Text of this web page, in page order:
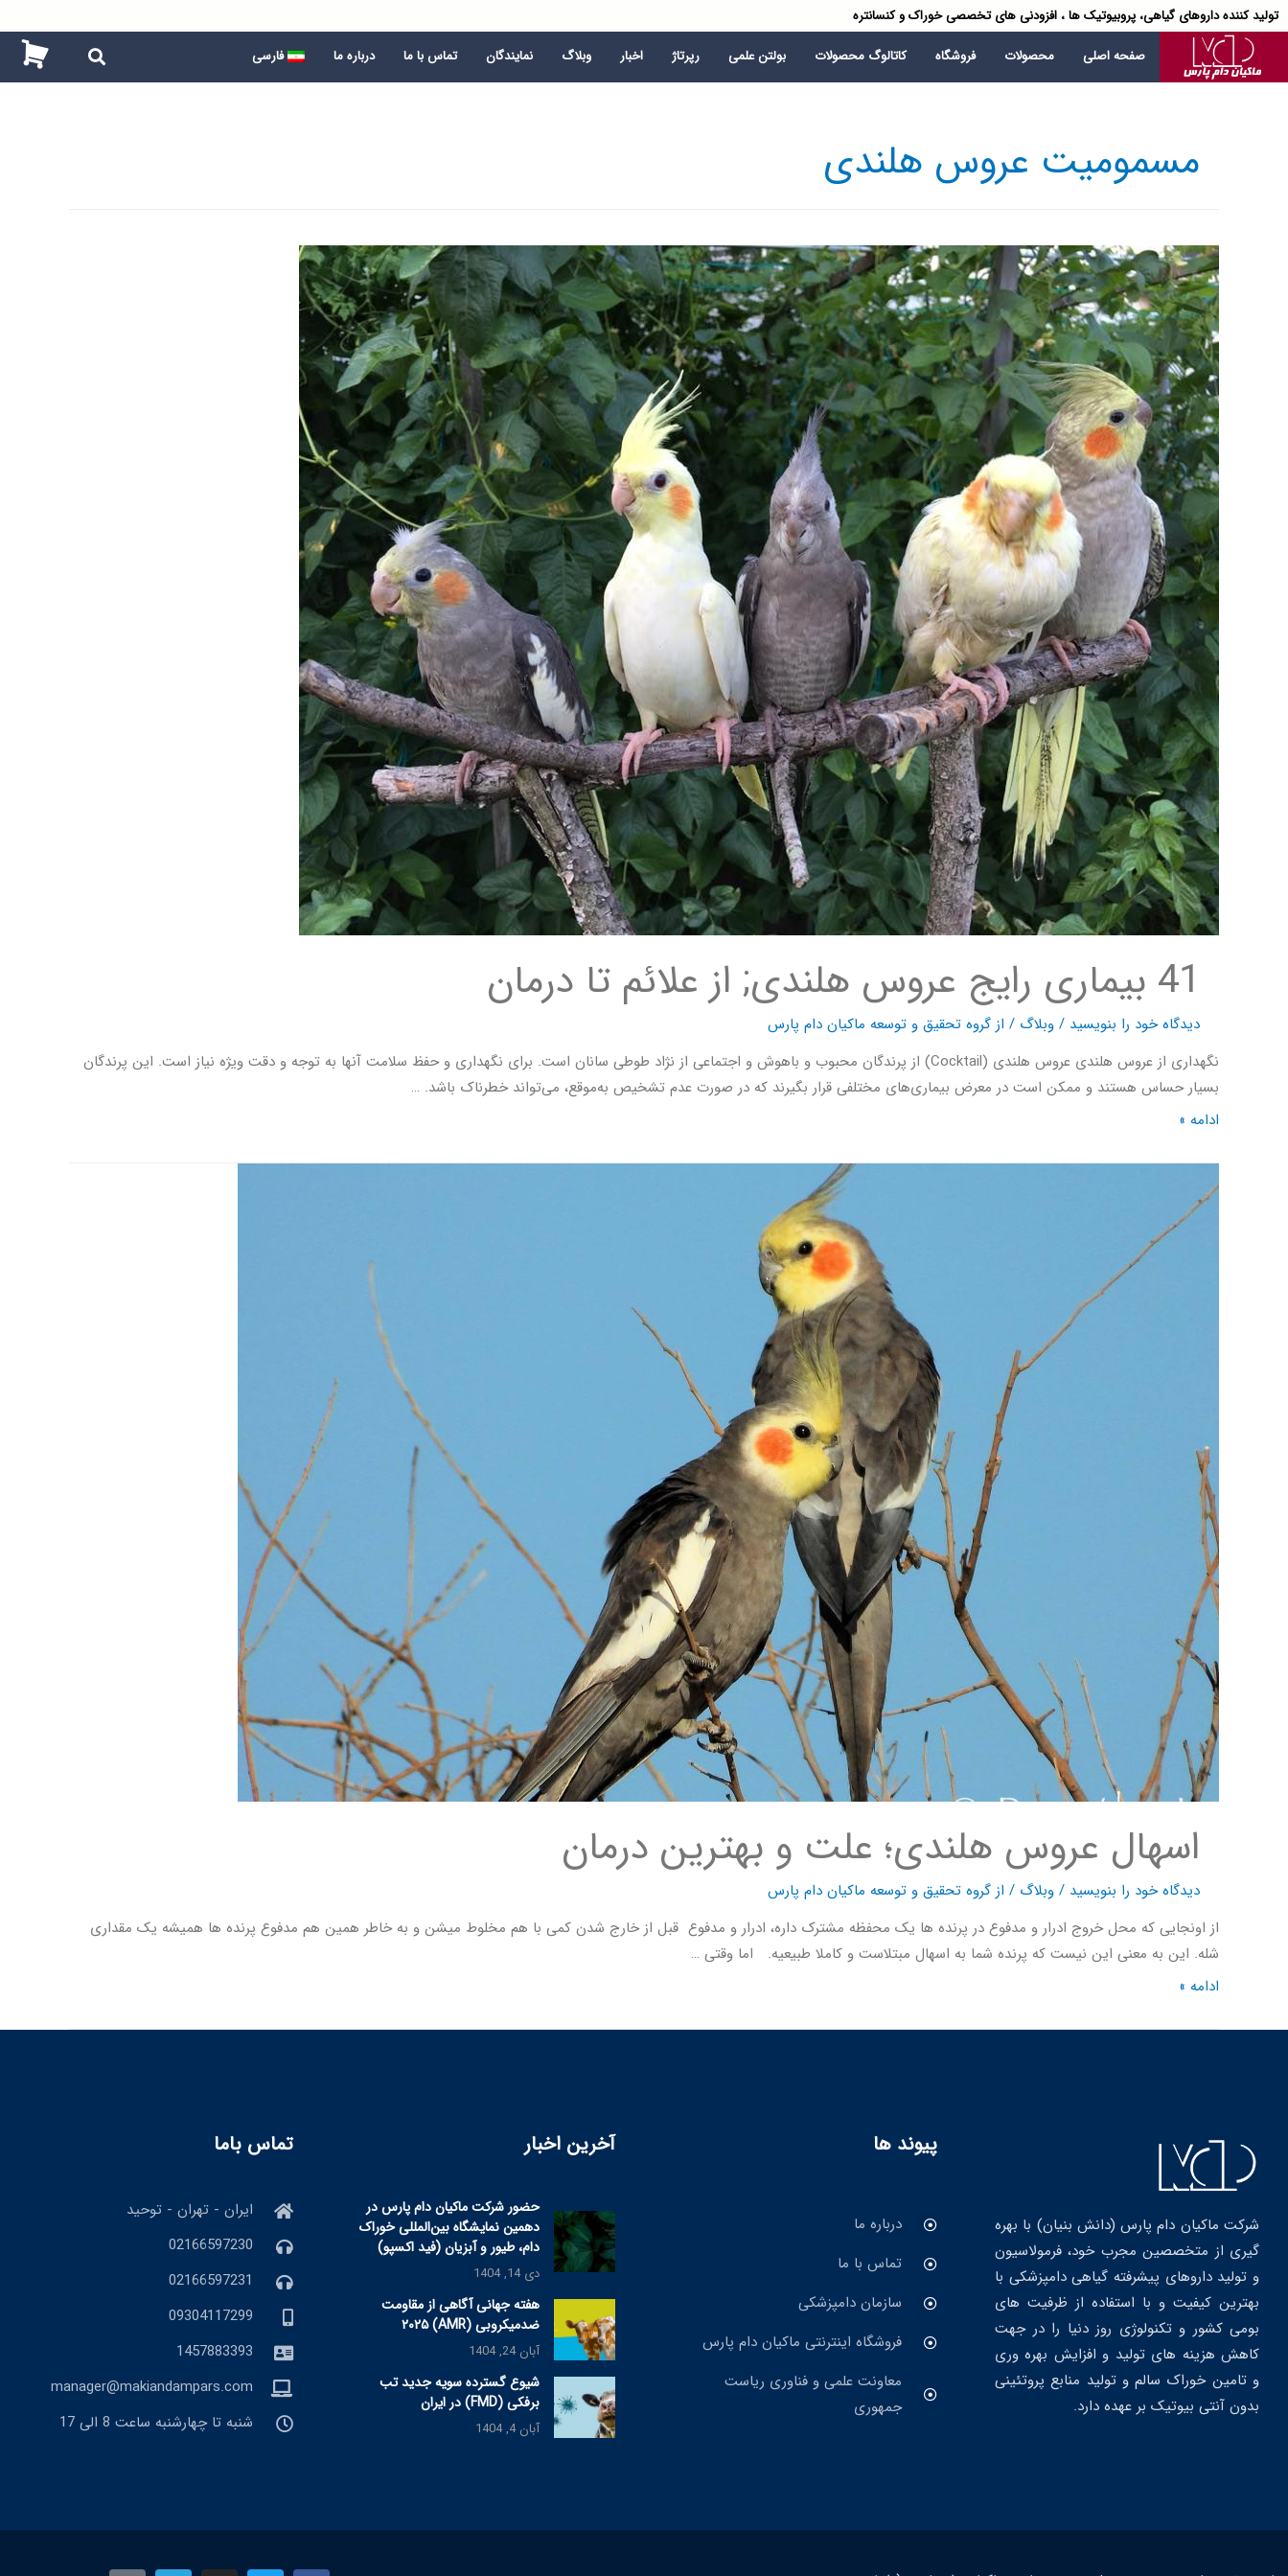
تولید کننده داروهای گیاهی، پروبیوتیک ها ، افزودنی های تخصصی خوراک و کنسانتره
صفحه اصلی محصولات فروشگاه کاتالوگ محصولات بولتن علمی رپرتاژ اخبار وبلاگ نمایندگان تماس با ما درباره ما فارسی
مسمومیت عروس هلندی
41 بیماری رایج عروس هلندی; از علائم تا درمان
دیدگاه‌ خود را بنویسید / وبلاگ / از گروه تحقیق و توسعه ماکیان دام پارس
نگهداری از عروس هلندی عروس هلندی (Cocktail) از پرندگان محبوب و باهوش و اجتماعی از نژاد طوطی سانان است. برای نگهداری و حفظ سلامت آنها به توجه و دقت ویژه نیاز است. این پرندگان
بسیار حساس هستند و ممکن است در معرض بیماری‌های مختلفی قرار بگیرند که در صورت عدم تشخیص به‌موقع، می‌تواند خطرناک باشد. …
ادامه »
اسهال عروس هلندی؛ علت و بهترین درمان
دیدگاه‌ خود را بنویسید / وبلاگ / از گروه تحقیق و توسعه ماکیان دام پارس
از اونجایی که محل خروج ادرار و مدفوع در پرنده ها یک محفظه مشترک داره، ادرار و مدفوع قبل از خارج شدن کمی با هم مخلوط میشن و به خاطر همین هم مدفوع پرنده ها همیشه یک مقداری
شله. این به معنی این نیست که پرنده شما به اسهال مبتلاست و کاملا طبیعیه. اما وقتی …
ادامه »
شرکت ماکیان دام پارس (دانش بنیان) با بهره
گیری از متخصصین مجرب خود، فرمولاسیون
و تولید داروهای پیشرفته گیاهی دامپزشکی با
بهترین کیفیت و با استفاده از ظرفیت های
بومی کشور و تکنولوژی روز دنیا را در جهت
کاهش هزینه های تولید و افزایش بهره وری
و تامین خوراک سالم و تولید منابع پروتئینی
بدون آنتی بیوتیک بر عهده دارد.
پیوند ها
درباره ما
تماس با ما
سازمان دامپزشکی
فروشگاه اینترنتی ماکیان دام پارس
معاونت علمی و فناوری ریاست
جمهوری
آخرین اخبار
حضور شرکت ماکیان دام پارس در
دهمین نمایشگاه بین‌المللی خوراک
دام، طیور و آبزیان (فید اکسپو)
دی 14, 1404
هفته جهانی آگاهی از مقاومت
ضدمیکروبی (AMR) ۲۰۲۵
آبان 24, 1404
شیوع گسترده سویه جدید تب
برفکی (FMD) در ایران
آبان 4, 1404
تماس باما
ایران - تهران - توحید
02166597230
02166597231
09304117299
1457883393
manager@makiandampars.com
شنبه تا چهارشنبه ساعت 8 الی 17